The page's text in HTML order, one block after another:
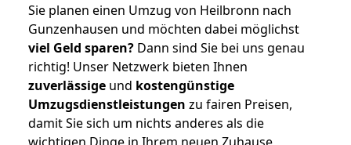
Sie planen einen Umzug von Heilbronn nach
Gunzenhausen und möchten dabei möglichst
viel Geld sparen? Dann sind Sie bei uns genau
richtig! Unser Netzwerk bieten Ihnen
zuverlässige und kostengünstige
Umzugsdienstleistungen zu fairen Preisen,
damit Sie sich um nichts anderes als die